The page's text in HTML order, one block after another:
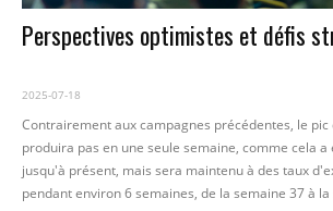
Perspectives optimistes et défis
2025-07-18
Contrairement aux campagnes précédentes, le pic
produira pas en une seule semaine, comme cela a
jusqu'à présent, mais sera maintenu à des taux
pendant environ 6 semaines, de la semaine 37 à